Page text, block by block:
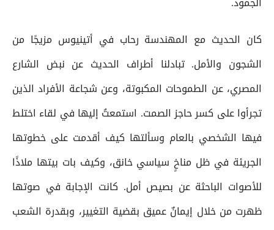
كان الحديث مع المهندسة رحاب في أتينيوس مزيجًا من
الشجون والأمل. تبادلنا أطراف الحديث عن نبض الشارع
المصري، عن الطموحات المكبوتة، وعن شجاعة الأفراد الذين
تجرأوا على كسر حاجز الصمت. استمعتُ إليها في لقاء اختلط
فيها الشخصي بالعام وسألتها كيف أقدمت على خطوتها
الجريئة في ظل مناخٍ سياسي خانق، وكيف بات بيتها ملاذًا
للأصوات الباحثة عن بصيص أمل. كانت الإجابة في صوتها
ظهرت من خلال إيمانٌ عميق بقضية التغيير، وبقدرة الشعب